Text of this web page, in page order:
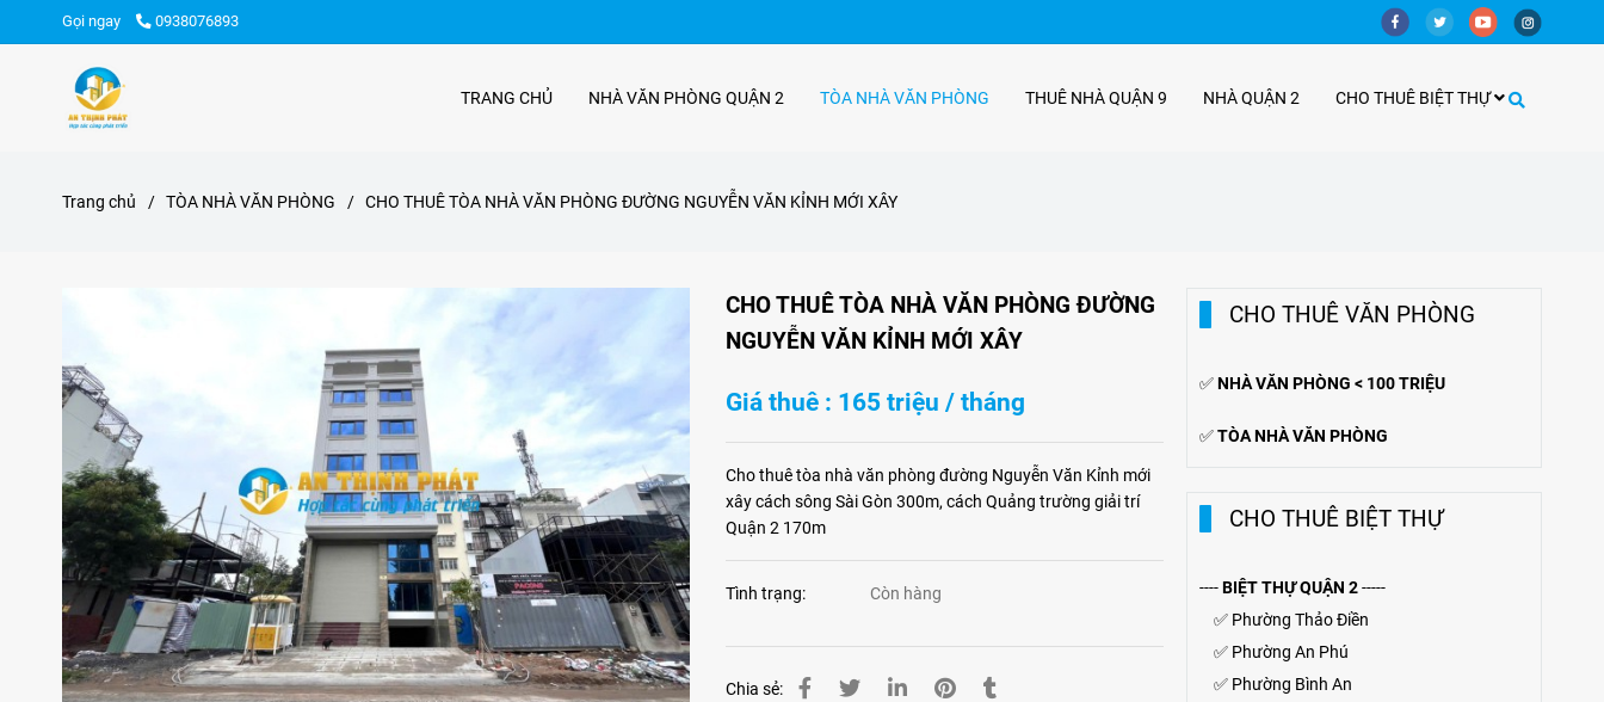
Gọi ngay 0938076893
TRANG CHỦ NHÀ VĂN PHÒNG QUẬN 2 TÒA NHÀ VĂN PHÒNG THUÊ NHÀ QUẬN 9 NHÀ QUẬN 2 CHO THUÊ BIỆT THỰ
Trang chủ / TÒA NHÀ VĂN PHÒNG / CHO THUÊ TÒA NHÀ VĂN PHÒNG ĐƯỜNG NGUYỄN VĂN KỈNH MỚI XÂY
CHO THUÊ TÒA NHÀ VĂN PHÒNG ĐƯỜNG
NGUYỄN VĂN KỈNH MỚI XÂY
Giá thuê : 165 triệu / tháng
Cho thuê tòa nhà văn phòng đường Nguyễn Văn Kỉnh mới
xây cách sông Sài Gòn 300m, cách Quảng trường giải trí
Quận 2 170m
Tình trạng: Còn hàng
Chia sẻ:
CHO THUÊ VĂN PHÒNG
✅NHÀ VĂN PHÒNG < 100 TRIỆU
✅TÒA NHÀ VĂN PHÒNG
CHO THUÊ BIỆT THỰ
----BIỆT THỰ QUẬN 2-----
✅ Phường Thảo Điền
✅ Phường An Phú
✅ Phường Bình An